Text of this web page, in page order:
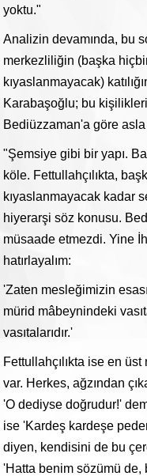
yoktu."
Analizin devamında, bu
merkezliliğin (başka
kıyaslanmayacak)
Karabaşoğlu; bu
Bediüzzaman'a göre asla
"Şemsiye gibi bir yapı.
köle. Fettullahçılıkta,
kıyaslanmayacak kadar
hiyerarşi söz konusu.
müsaade etmezdi. Yine
hatırlayalım:
'Zaten mesleğimizin
mürid mâbeynindeki
vasıtalarıdır.'
Fettullahçılıkta ise en
var. Herkes, ağzından
'O dediyse doğrudur!'
ise 'Kardeş kardeşe
diyen, kendisini de bu
'Hatta benim sözümü